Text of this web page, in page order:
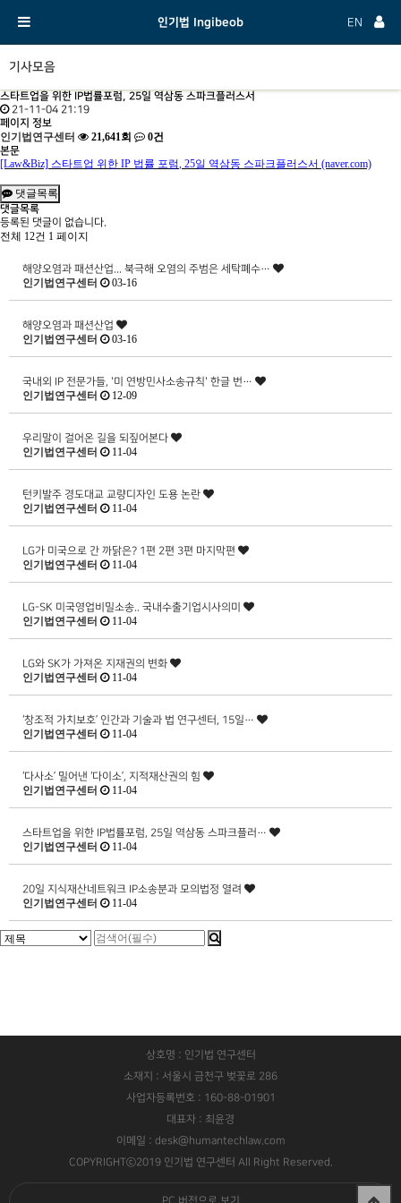
인기법 Ingibeob EN
기사모음
스타트업을 위한 IP법률포럼, 25일 역삼동 스파크플러스서
21-11-04 21:19
페이지 정보
인기법연구센터 21,641회 0건
본문
[Law&Biz] 스타트업 위한 IP 법률 포럼, 25일 역삼동 스파크플러스서 (naver.com)
댓글목록
댓글목록
등록된 댓글이 없습니다.
전체 12건 1 페이지
해양오염과 패션산업... 북극해 오염의 주범은 세탁폐수…
인기법연구센터 03-16
해양오염과 패션산업
인기법연구센터 03-16
국내외 IP 전문가들, '미 연방민사소송규칙' 한글 번…
인기법연구센터 12-09
우리말이 걸어온 길을 되짚어본다
인기법연구센터 11-04
턴키발주 경도대교 교량디자인 도용 논란
인기법연구센터 11-04
LG가 미국으로 간 까닭은? 1편 2편 3편 마지막편
인기법연구센터 11-04
LG-SK 미국영업비밀소송.. 국내수출기업시사의미
인기법연구센터 11-04
LG와 SK가 가져온 지재권의 변화
인기법연구센터 11-04
‘창조적 가치보호’ 인간과 기술과 법 연구센터, 15일…
인기법연구센터 11-04
‘다사소’ 밀어낸 ‘다이소’, 지적재산권의 힘
인기법연구센터 11-04
스타트업을 위한 IP법률포럼, 25일 역삼동 스파크플러…
인기법연구센터 11-04
20일 지식재산네트워크 IP소송분과 모의법정 열려
인기법연구센터 11-04
상호명 : 인기법 연구센터
소재지 : 서울시 금천구 벚꽃로 286
사업자등록번호 : 160-88-01901
대표자 : 최윤경
이메일 : desk@humantechlaw.com
COPYRIGHTⓒ2019 인기법 연구센터 All Right Reserved.